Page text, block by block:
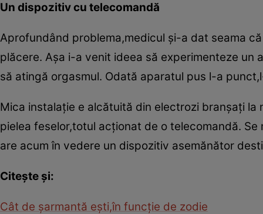
Un dispozitiv cu telecomandă
Aprofundând problema,medicul şi-a dat seama
plăcere. Aşa i-a venit ideea să experimenteze
să atingă orgasmul. Odată aparatul pus l-a
Mica instalaţie e alcătuită din electrozi branşaţi
pielea feselor,totul acţionat de o telecomandă.
are acum în vedere un dispozitiv asemănător
Citeşte şi:
Cât de şarmantă eşti,în funcţie de zodie